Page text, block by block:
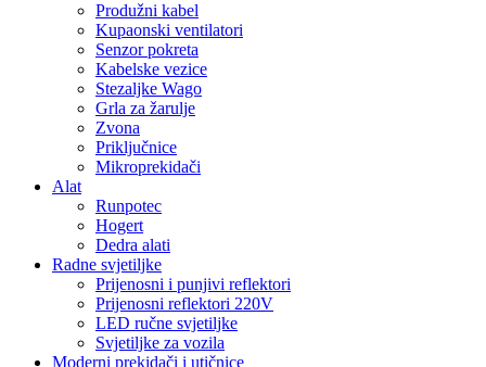
Produžni kabel
Kupaonski ventilatori
Senzor pokreta
Kabelske vezice
Stezaljke Wago
Grla za žarulje
Zvona
Priključnice
Mikroprekidači
Alat
Runpotec
Hogert
Dedra alati
Radne svjetiljke
Prijenosni i punjivi reflektori
Prijenosni reflektori 220V
LED ručne svjetiljke
Svjetiljke za vozila
Moderni prekidači i utičnice